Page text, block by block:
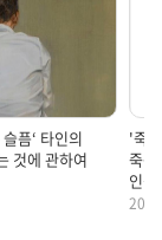
픔‘ 타인의
것에 관하여
'죽
죽음
인
이야